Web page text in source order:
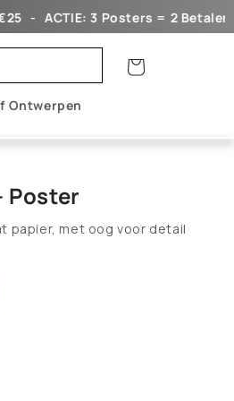
ㅤㅤACTIE: 3 Posters = 2 Betalen!ㅤ ㅤ ㅤ -
Ontwerpen
Winkelwagen
Poster
papier, met oog voor detail